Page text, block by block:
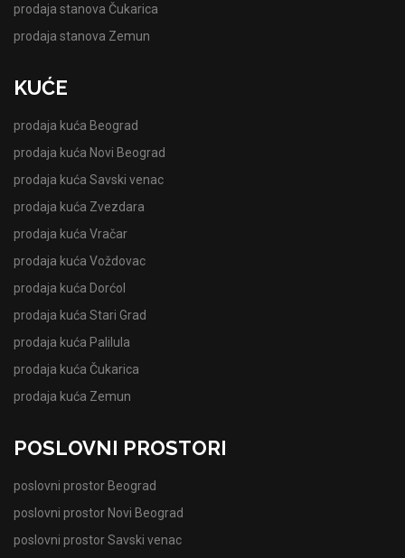
prodaja stanova Čukarica
prodaja stanova Zemun
KUĆE
prodaja kuća Beograd
prodaja kuća Novi Beograd
prodaja kuća Savski venac
prodaja kuća Zvezdara
prodaja kuća Vračar
prodaja kuća Voždovac
prodaja kuća Dorćol
prodaja kuća Stari Grad
prodaja kuća Palilula
prodaja kuća Čukarica
prodaja kuća Zemun
POSLOVNI PROSTORI
poslovni prostor Beograd
poslovni prostor Novi Beograd
poslovni prostor Savski venac